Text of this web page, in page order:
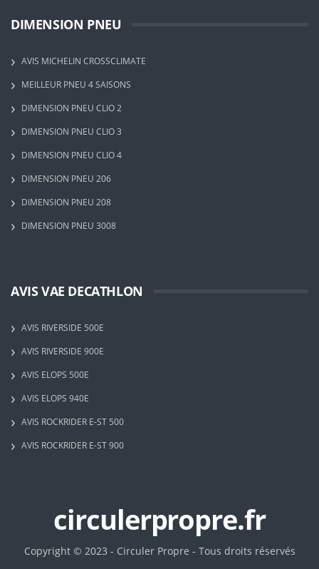
DIMENSION PNEU
AVIS MICHELIN CROSSCLIMATE
MEILLEUR PNEU 4 SAISONS
DIMENSION PNEU CLIO 2
DIMENSION PNEU CLIO 3
DIMENSION PNEU CLIO 4
DIMENSION PNEU 206
DIMENSION PNEU 208
DIMENSION PNEU 3008
AVIS VAE DECATHLON
AVIS RIVERSIDE 500E
AVIS RIVERSIDE 900E
AVIS ELOPS 500E
AVIS ELOPS 940E
AVIS ROCKRIDER E-ST 500
AVIS ROCKRIDER E-ST 900
circulerpropre.fr
Copyright © 2023 - Circuler Propre - Tous droits réservés